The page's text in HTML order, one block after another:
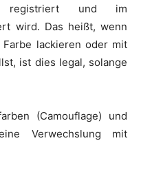
registriert und im
wird. Das heißt, wenn
lackieren oder mit
ist dies legal, solange
(Camouflage) und
Verwechslung mit